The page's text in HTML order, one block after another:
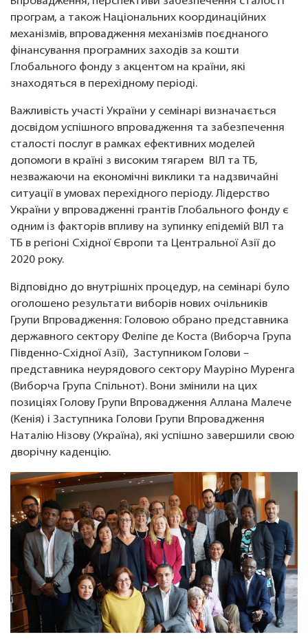
програм, а також Національних координаційних
механізмів, впровадження механізмів поєднаного
фінансування програмних заходів за кошти
Глобального фонду з акцентом на країни, які
знаходяться в перехідному періоді.
Важливість участі України у семінарі визначається
досвідом успішного впровадження та забезпечення
сталості послуг в рамках ефективних моделей
допомоги в країні з високим тягарем ВІЛ та ТБ,
незважаючи на економічні виклики та надзвичайні
ситуації в умовах перехідного періоду. Лідерство
України у впровадженні грантів Глобального фонду є
одним із факторів впливу на зупинку епідемій ВІЛ та
ТБ в регіоні Східної Європи та Центральної Азії до
2020 року.
Відповідно до внутрішніх процедур, на семінарі було
оголошено результати виборів нових очільників
Групи Впровадження: Головою обрано представника
державного сектору Феліпе де Коста (Виборча Група
Південно-Східної Азії), Заступником Голови –
представника неурядового сектору Мауріно Муренга
(Виборча Група Спільнот). Вони змінили на цих
позиціях Голову Групи Впровадження Аллана Малече
(Кенія) і Заступника Голови Групи Впровадження
Наталію Нізову (Україна), які успішно завершили свою
дворічну каденцію.